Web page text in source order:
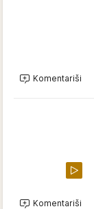
Komentariši
Komentariši